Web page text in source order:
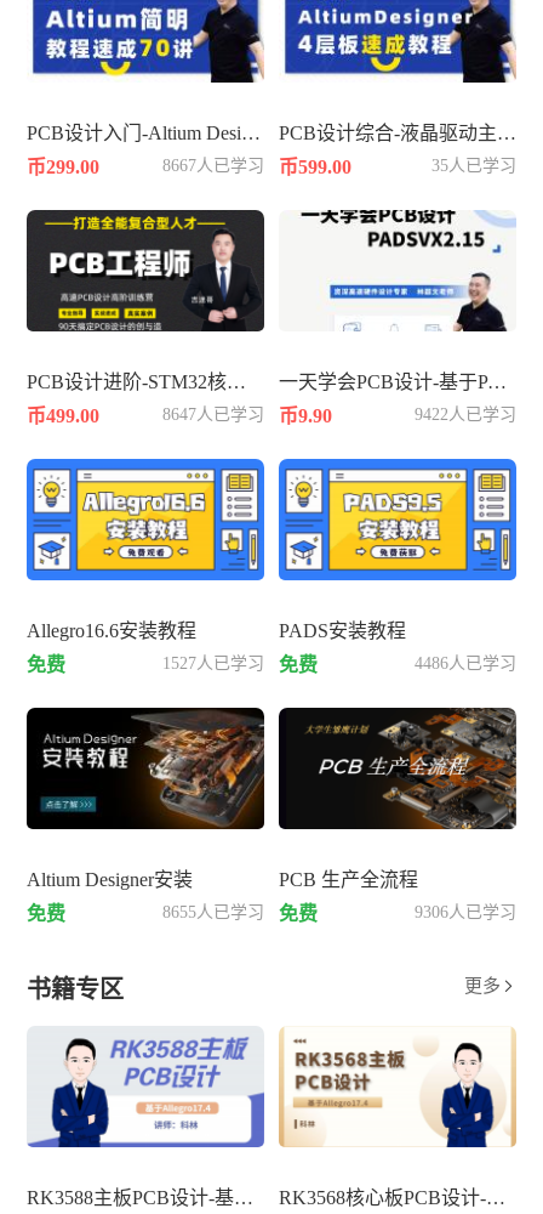
PCB设计入门-Altium Designer平台速成
币299.00
8667人已学习
PCB设计综合-液晶驱动主板4层
币599.00
35人已学习
PCB设计进阶-STM32核心板4层板
币499.00
8647人已学习
一天学会PCB设计-基于PADSVX2.15
币9.90
9422人已学习
Allegro16.6安装教程
免费
1527人已学习
PADS安装教程
免费
4486人已学习
Altium Designer安装
免费
8655人已学习
PCB 生产全流程
免费
9306人已学习
书籍专区 更多 
RK3588主板PCB设计-基于Allegro17.4
RK3568核心板PCB设计-基于Allegro17.4